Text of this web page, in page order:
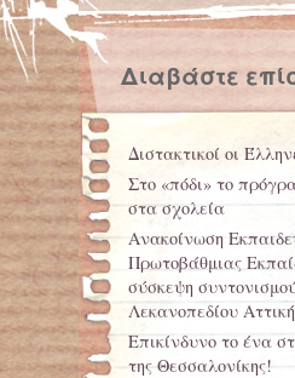
Διαβάστε
Διστακτικοί οι
Στο «πόδι» το
στα σχολεία
Ανακοίνωση
Πρωτοβάθμιας
σύσκεψη
Λεκανοπεδίου
Επικίνδυνο το ένα
της Θεσσαλονίκης!